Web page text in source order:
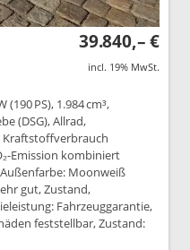
39.840,– €
incl. 19% MwSt.
(190 PS), 1.984 cm³,
(DSG), Allrad,
Kraftstoffverbrauch
Emission kombiniert
Außenfarbe: Moonweiß
gut, Zustand,
Fahrzeuggarantie,
feststellbar, Zustand: